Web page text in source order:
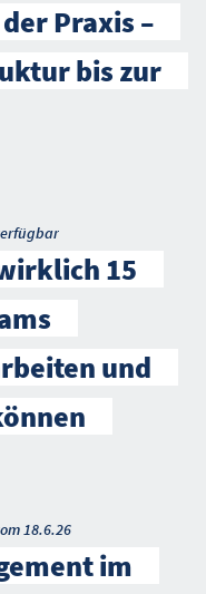
Praxis –
bis zur
15
und
18.6.26
im